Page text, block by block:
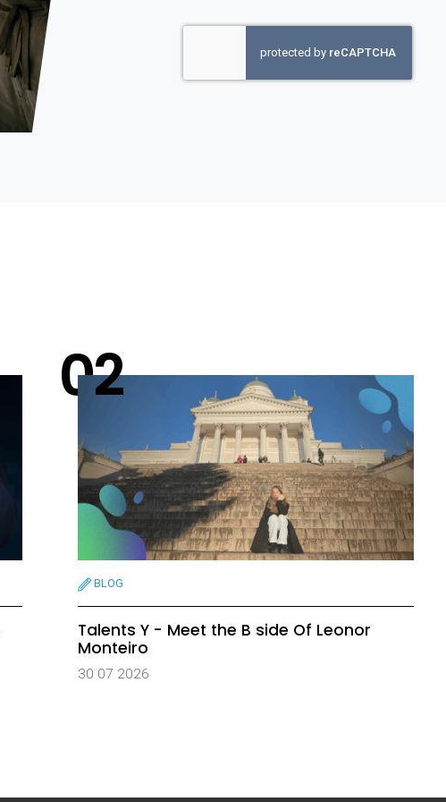
BLOG
Talents Y - Meet the B side Of Leonor
Monteiro
30 07 2026